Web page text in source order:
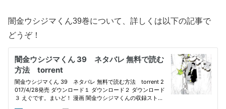
闇金ウシジマくん39巻について、詳しくは以下の記事で
どうぞ！